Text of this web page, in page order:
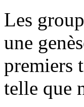
Les
une
premiers
telle que